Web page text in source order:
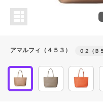
アマルフィ（４５３） ０２（Ｂ５